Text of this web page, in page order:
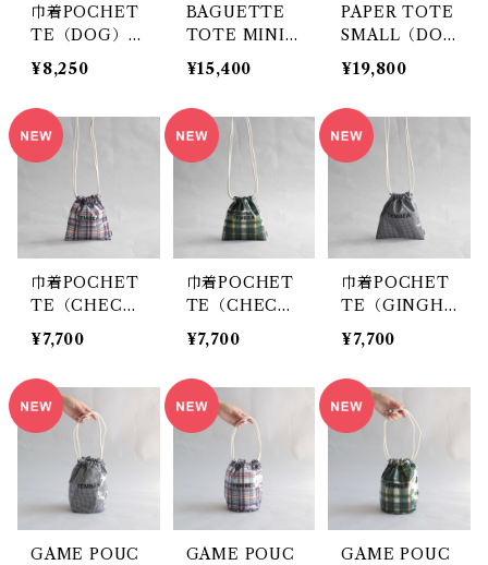
巾着POCHET
TE（DOG）/
TEMBEA
¥8,250
BAGUETTE
TOTE MINI
（DOG） / TE
MBEA
¥15,400
PAPER TOTE
SMALL（DO
G）/ TEMBE
A
¥19,800
巾着POCHET
TE（CHECK
NAVY）/ TE
MBEA
¥7,700
巾着POCHET
TE（CHECK
GREEN）/ TE
MBEA
¥7,700
巾着POCHET
TE（GINGHA
M SMALL BL
ACK）/ TEM
BEA
¥7,700
GAME POUC
GAME POUC
GAME POUC